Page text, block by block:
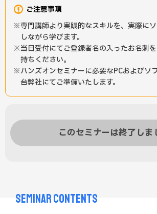
SEMINAR CONTENTS
ご注意事項
専門講師より実践的なスキルを、実際に
しながら学びます。
当日受付にてご登録者名の入ったお名刺
持ちください。
ハンズオンセミナーに必要なPCおよびソ
台弊社にてご準備いたします。
このセミナーは終了しま